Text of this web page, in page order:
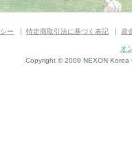
ー 特定商取引法に基づく表記 資
オ
Copyright © 2009 NEXON Korea